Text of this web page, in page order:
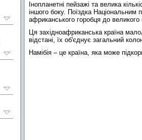
Інопланетні пейзажі та велика
іншого боку. Поїздка Національним
африканського горобця до великого
Ця західноафриканська країна
відстані, їх об'єднує загальний
Намібія – це країна, яка може